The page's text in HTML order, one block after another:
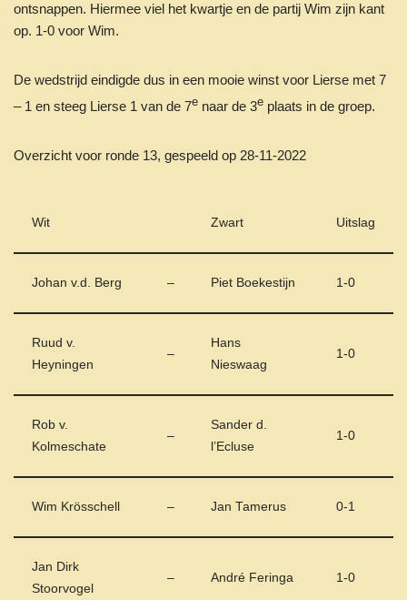
ontsnappen. Hiermee viel het kwartje en de partij Wim zijn kant
op. 1-0 voor Wim.
De wedstrijd eindigde dus in een mooie winst voor Lierse met 7
– 1 en steeg Lierse 1 van de 7e naar de 3e plaats in de groep.
Overzicht voor ronde 13, gespeeld op 28-11-2022
Wit Zwart Uitslag
Johan v.d. Berg – Piet Boekestijn 1-0
Ruud v.
Heyningen
–
Hans
Nieswaag
1-0
Rob v.
Kolmeschate
–
Sander d.
l’Ecluse
1-0
Wim Krösschell – Jan Tamerus 0-1
Jan Dirk
Stoorvogel
– André Feringa 1-0